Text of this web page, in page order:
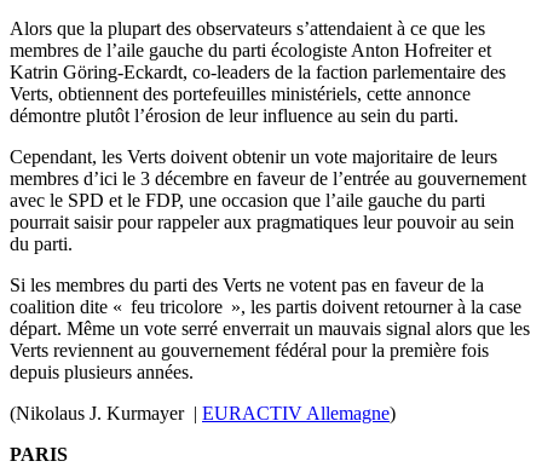
Alors que la plupart des observateurs s’attendaient à ce que les
membres de l’aile gauche du parti écologiste Anton Hofreiter et
Katrin Göring-Eckardt, co-leaders de la faction parlementaire des
Verts, obtiennent des portefeuilles ministériels, cette annonce
démontre plutôt l’érosion de leur influence au sein du parti.
Cependant, les Verts doivent obtenir un vote majoritaire de leurs
membres d’ici le 3 décembre en faveur de l’entrée au gouvernement
avec le SPD et le FDP, une occasion que l’aile gauche du parti
pourrait saisir pour rappeler aux pragmatiques leur pouvoir au sein
du parti.
Si les membres du parti des Verts ne votent pas en faveur de la
coalition dite « feu tricolore », les partis doivent retourner à la case
départ. Même un vote serré enverrait un mauvais signal alors que les
Verts reviennent au gouvernement fédéral pour la première fois
depuis plusieurs années.
(Nikolaus J. Kurmayer | EURACTIV Allemagne)
PARIS